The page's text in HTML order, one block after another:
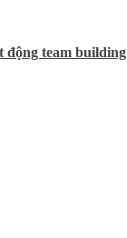
động team building